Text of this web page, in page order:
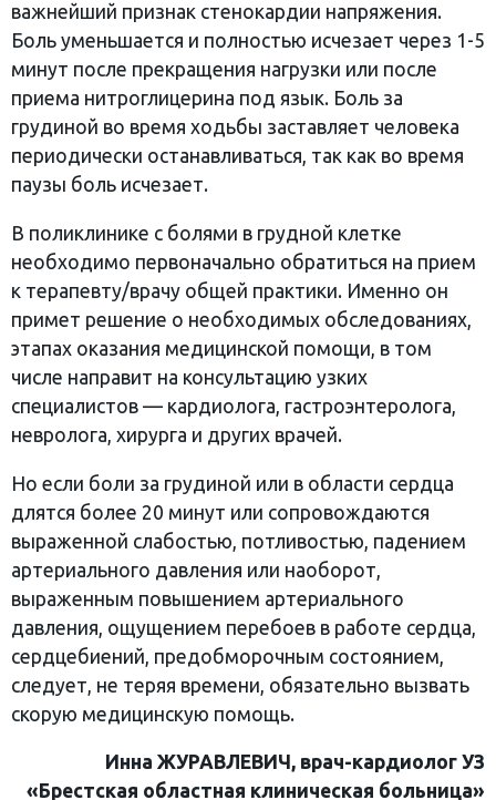
важнейший признак стенокардии напряжения.
Боль уменьшается и полностью исчезает через 1-5
минут после прекращения нагрузки или после
приема нитроглицерина под язык. Боль за
грудиной во время ходьбы заставляет человека
периодически останавливаться, так как во время
паузы боль исчезает.
В поликлинике с болями в грудной клетке
необходимо первоначально обратиться на прием
к терапевту/врачу общей практики. Именно он
примет решение о необходимых обследованиях,
этапах оказания медицинской помощи, в том
числе направит на консультацию узких
специалистов — кардиолога, гастроэнтеролога,
невролога, хирурга и других врачей.
Но если боли за грудиной или в области сердца
длятся более 20 минут или сопровождаются
выраженной слабостью, потливостью, падением
артериального давления или наоборот,
выраженным повышением артериального
давления, ощущением перебоев в работе сердца,
сердцебиений, предобморочным состоянием,
следует, не теряя времени, обязательно вызвать
скорую медицинскую помощь.
Инна ЖУРАВЛЕВИЧ, врач-кардиолог УЗ
«Брестская областная клиническая больница»